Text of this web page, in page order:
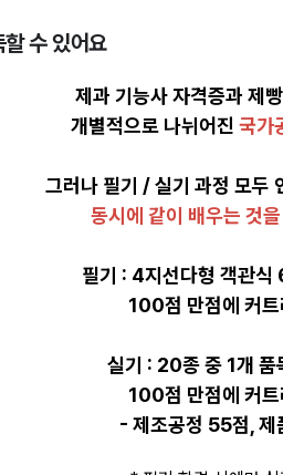
제가 찾아드리
수 있어요
제과 기능사 자격증과 제
개별적으로 나뉘어진 국가
그러나 필기 / 실기 과정 모두
동시에 같이 배우는 것
필기 : 4지선다형 객관
100점 만점에 커
실기 : 20종 중 1개
100점 만점에 커
- 제조공정 55점, 제